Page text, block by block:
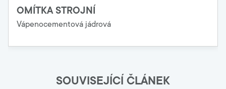
OMÍTKA STROJNÍ
Vápenocementová jádrová
SOUVISEJÍCÍ ČLÁNEK